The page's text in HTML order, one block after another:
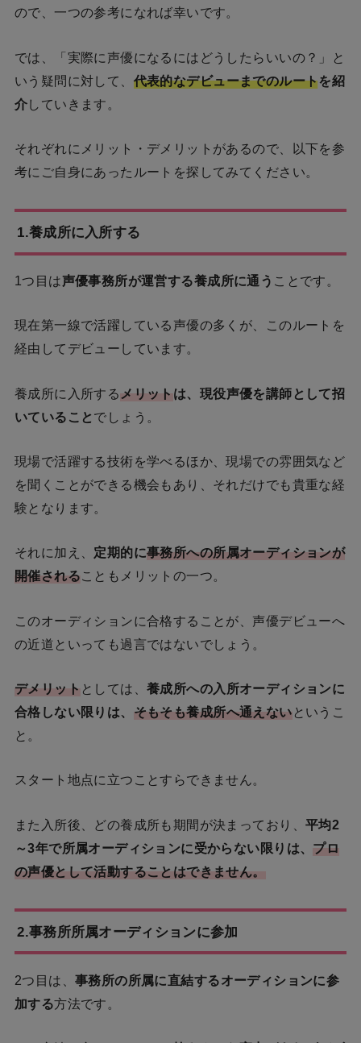
ので、一つの参考になれば幸いです。
では、「実際に声優になるにはどうしたらいいの？」と
いう疑問に対して、 代表的なデビューまでのルートを紹
介していきます。
それぞれにメリット・デメリットがあるので、以下を参
考にご自身にあったルートを探してみてください。
1.養成所に入所する
1つ目は声優事務所が運営する養成所に通う ことです。
現在第一線で活躍している声優の多くが、このルートを
経由してデビューしています。
養成所に入所する メリット は、現役声優を講師として招
いていること でしょう。
現場で活躍する技術を学べるほか、現場での雰囲気など
を聞くことができる機会もあり、それだけでも貴重な経
験となります。
それに加え、 定期的に事務所への所属オーディションが
開催されることもメリットの一つ。
このオーディションに合格することが、声優デビューへ
の近道といっても過言ではないでしょう。
デメリット としては、養成所への入所オーディションに
合格しない限りは、 そもそも養成所へ通えない というこ
と。
スタート地点に立つことすらできません。
また入所後、どの養成所も期間が決まっており、 平均2
～3年で所属オーディションに受からない限りは、 プロ
の声優として活動することはできません。
2.事務所所属オーディションに参加
2つ目は、 事務所の所属に直結するオーディションに参
加する方法です。